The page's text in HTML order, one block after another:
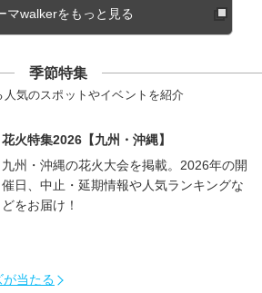
マwalkerをもっと見る
季節特集
人気のスポットやイベントを紹介
花火特集2026【九州・沖縄】
九州・沖縄の花火大会を掲載。2026年の開
催日、中止・延期情報や人気ランキングな
どをお届け！
当たる